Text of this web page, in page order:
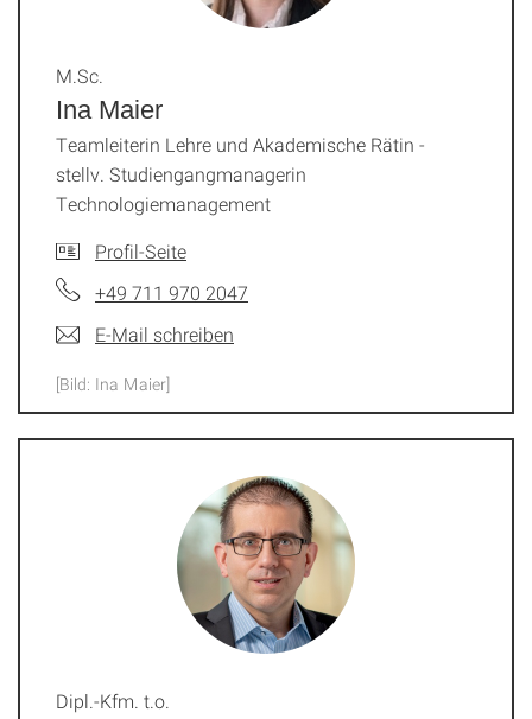
Ina Maier
M.Sc.
Teamleiterin Lehre und Akademische Rätin -
stellv. Studiengangmanagerin
Technologiemanagement
Profil-Seite
+49 711 970 2047
E-Mail schreiben
[Bild: Ina Maier]
Dipl.-Kfm. t.o.